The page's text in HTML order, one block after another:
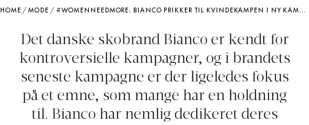
HOME /MODE / #WOMENNEEDMORE: BIANCO PRIKKER TIL KVINDEKAMPEN I NY KAMPAGNE
Det danske skobrand Bianco er kendt for
kontroversielle kampagner, og i brandets
seneste kampagne er der ligeledes fokus
på et emne, som mange har en holdning
til. Bianco har nemlig dedikeret deres